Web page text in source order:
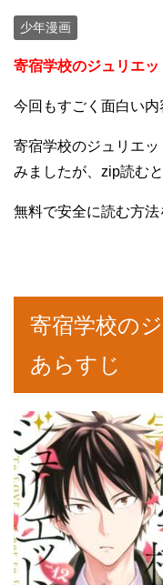
少年漫画
寄宿学校のジュリエッ
今回もすごく面白い内
寄宿学校のジュリエ
みましたが、zip読む
無料で安全に読む方法
寄宿学校の
あらすじ